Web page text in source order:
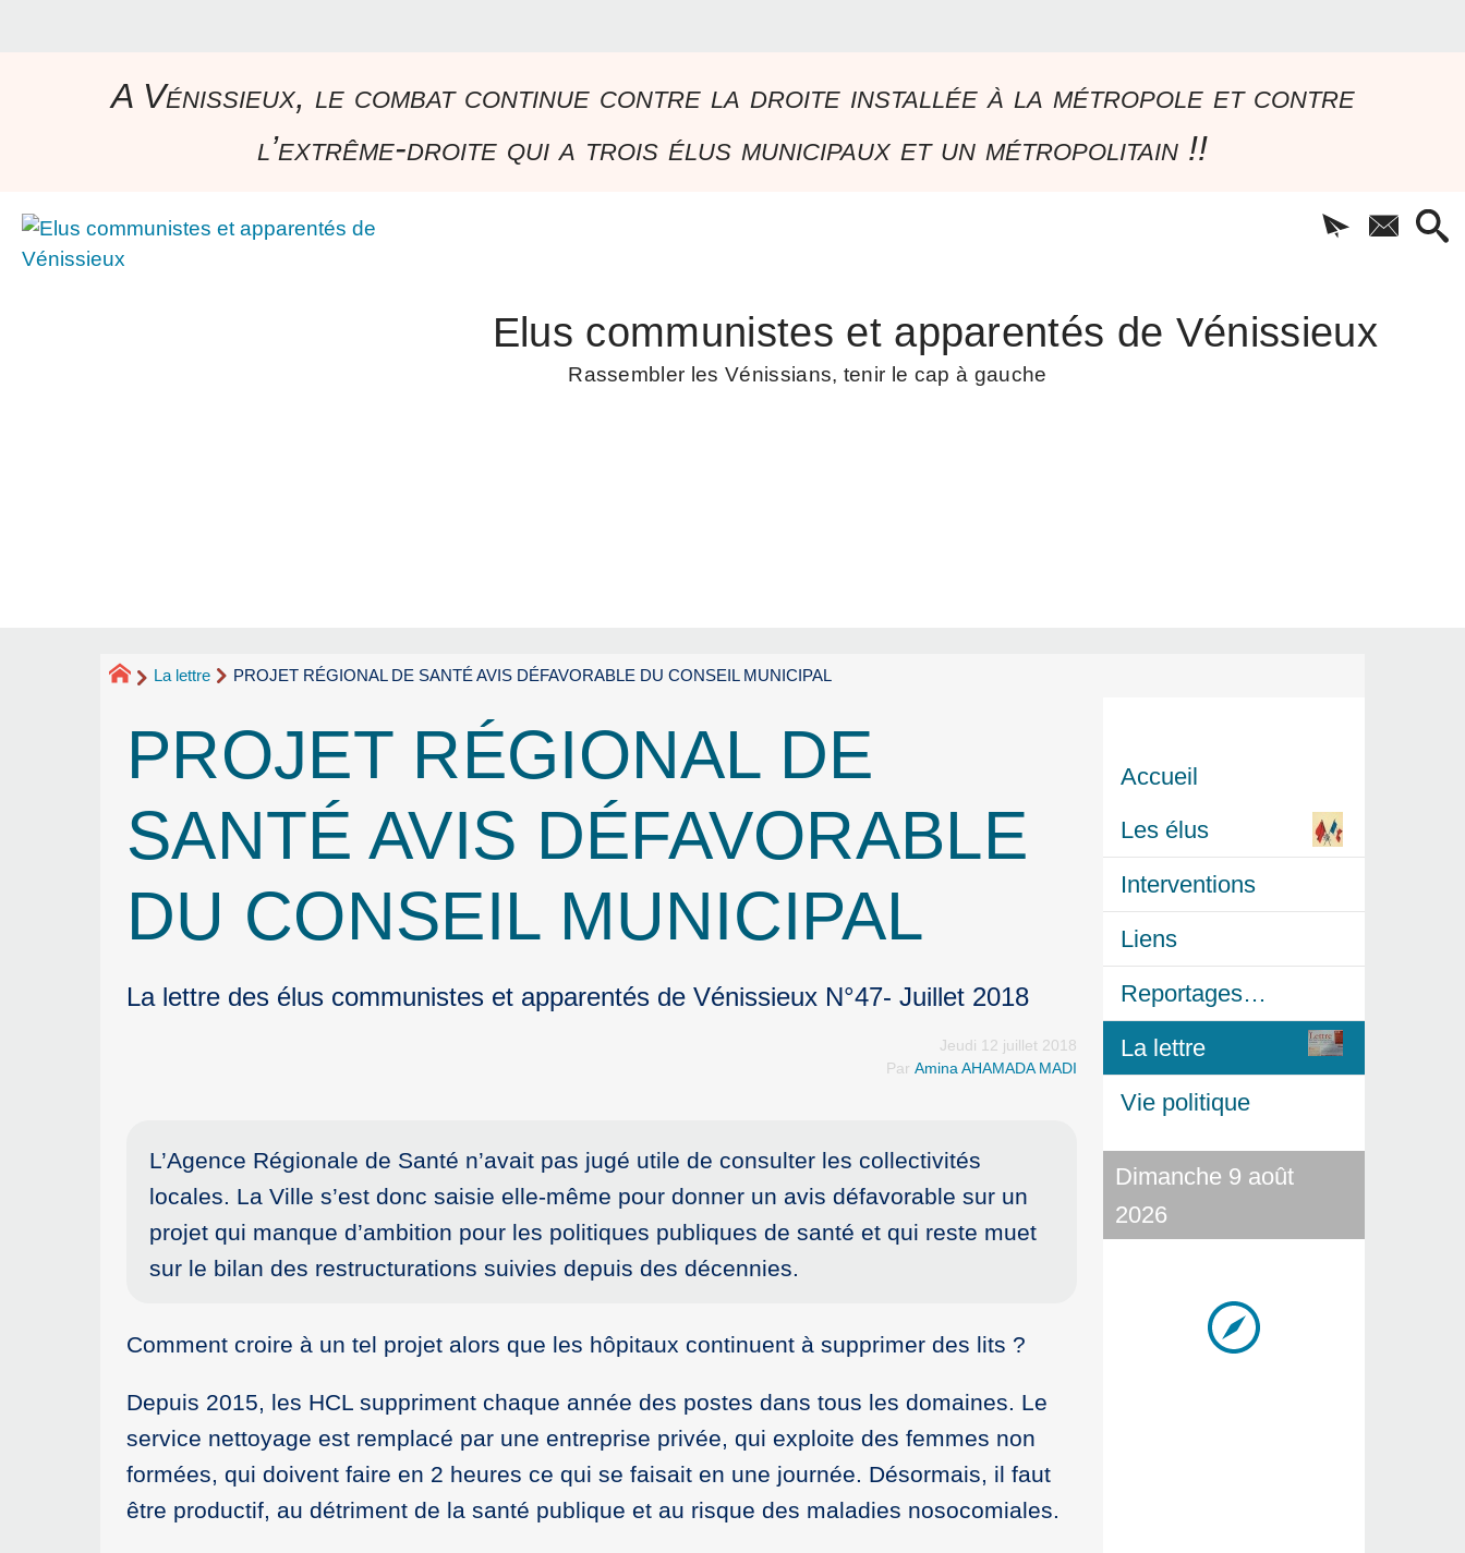
A Vénissieux, le combat continue contre la droite installée à la métropole et contre
l’extrême-droite qui a trois élus municipaux et un métropolitain !!
Elus communistes et apparentés de Vénissieux
Rassembler les Vénissians, tenir le cap à gauche
La lettre PROJET RÉGIONAL DE SANTÉ AVIS DÉFAVORABLE DU CONSEIL MUNICIPAL
PROJET RÉGIONAL DE
SANTÉ AVIS DÉFAVORABLE
DU CONSEIL MUNICIPAL
La lettre des élus communistes et apparentés de Vénissieux N°47- Juillet 2018
Jeudi 12 juillet 2018
Par Amina AHAMADA MADI
L’Agence Régionale de Santé n’avait pas jugé utile de consulter les collectivités
locales. La Ville s’est donc saisie elle-même pour donner un avis défavorable sur un
projet qui manque d’ambition pour les politiques publiques de santé et qui reste muet
sur le bilan des restructurations suivies depuis des décennies.
Comment croire à un tel projet alors que les hôpitaux continuent à supprimer des lits ?
Depuis 2015, les HCL suppriment chaque année des postes dans tous les domaines. Le
service nettoyage est remplacé par une entreprise privée, qui exploite des femmes non
formées, qui doivent faire en 2 heures ce qui se faisait en une journée. Désormais, il faut
être productif, au détriment de la santé publique et au risque des maladies nosocomiales.
Accueil
Les élus
Interventions
Liens
Reportages…
La lettre
Vie politique
Dimanche 9 août
2026